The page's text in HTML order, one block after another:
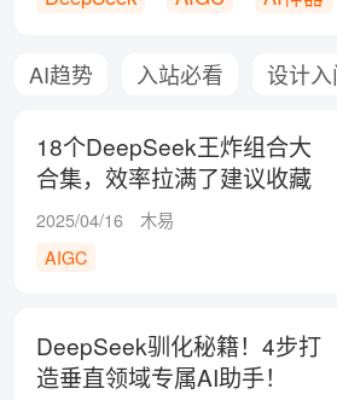
AI趋势 入站必看 设计入
18个DeepSeek王炸组合大
合集，效率拉满了建议收藏
备用！
2025/04/16
木易
AIGC
DeepSeek驯化秘籍！4步打
造垂直领域专属AI助手！